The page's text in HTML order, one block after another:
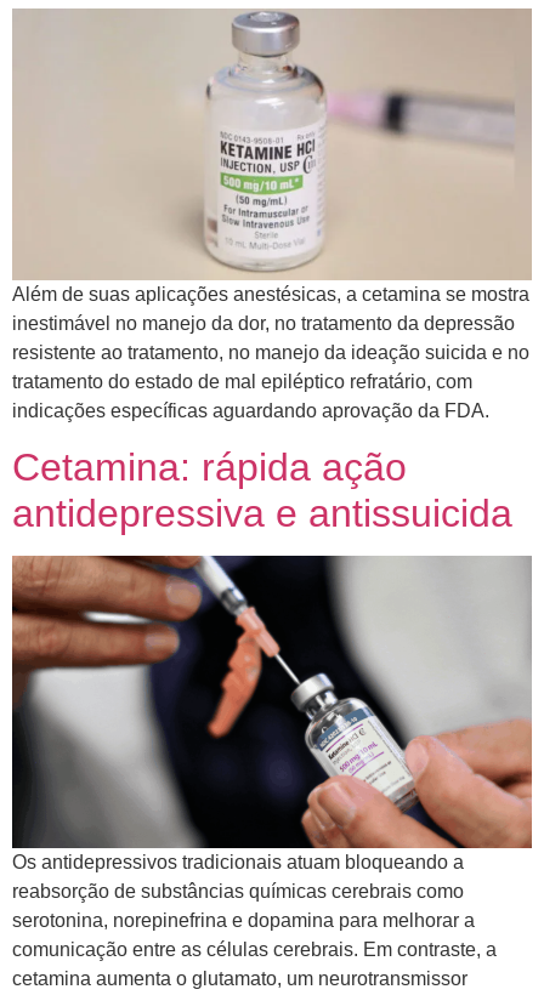
Além de suas aplicações anestésicas, a cetamina se mostra
inestimável no manejo da dor, no tratamento da depressão
resistente ao tratamento, no manejo da ideação suicida e no
tratamento do estado de mal epiléptico refratário, com
indicações específicas aguardando aprovação da FDA.
Cetamina: rápida ação
antidepressiva e antissuicida
Os antidepressivos tradicionais atuam bloqueando a
reabsorção de substâncias químicas cerebrais como
serotonina, norepinefrina e dopamina para melhorar a
comunicação entre as células cerebrais. Em contraste, a
cetamina aumenta o glutamato, um neurotransmissor